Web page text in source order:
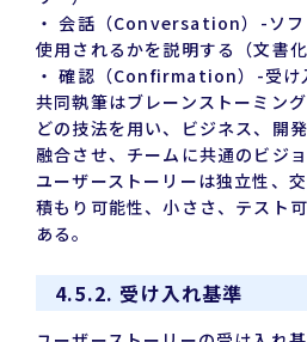
・ 会話（Conversation）-ソフ
使用されるかを説明する（文書化
・ 確認（Confirmation）-受け
共同執筆はブレーンストーミン
どの技法を用い、ビジネス、開
融合させ、チームに共通のビジ
ユーザーストーリーは独立性、
積もり可能性、小ささ、テスト
ある。
4.5.2. 受け入れ基準